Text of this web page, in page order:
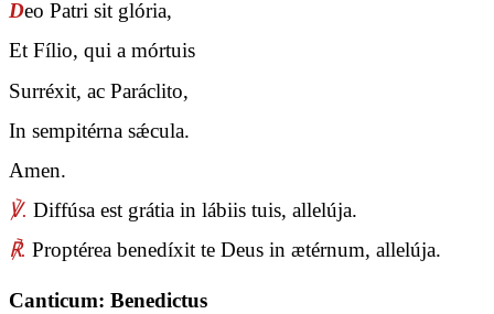
Deo Patri sit glória,
Et Fílio, qui a mórtuis
Surréxit, ac Paráclito,
In sempitérna sǽcula.
Amen.
℣. Diffúsa est grátia in lábiis tuis, allelúja.
℟. Proptérea benedíxit te Deus in ætérnum, allelúja.
Canticum: Benedictus